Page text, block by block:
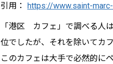
引用： https://www.saint-
「港区 カフェ」で調べる人
位でしたが、それを除いてカ
このカフェは大手で必然的に